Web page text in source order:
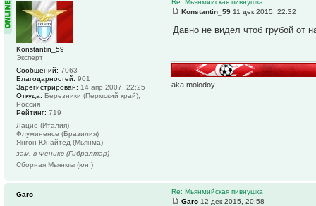
Konstantin_59 11 дек 2015, 22:32
Давно не видел чтоб грубой от
aka molodoy
Konstantin_59
Эксперт
Сообщений: 7063
Благодарностей: 901
Зарегистрирован: 14 апр 2007, 22:25
Откуда: Березники (Пермский край),
Россия
Рейтинг: 719
Лацио (Италия)
Флуминенсе (Бразилия)
Янгон Юнайтед (Мьянма)
зам. в Феникс (Гибралтар)
Сборная Мьянмы (юн.)
Re: Мьянмийская пивнушка
Garo 12 дек 2015, 20:58
Garo